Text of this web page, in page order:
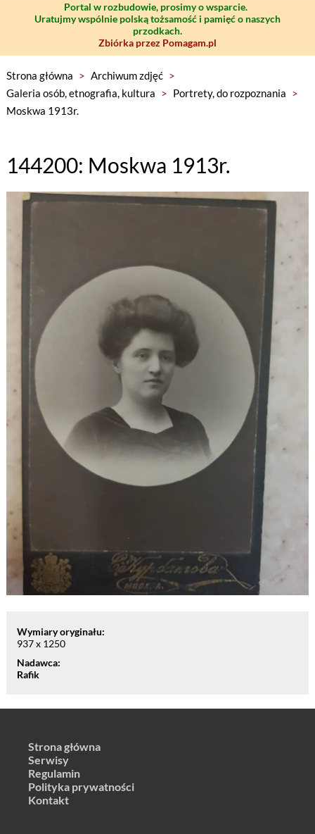
Portal w rozbudowie, prosimy o wsparcie.
Uratujmy wspólnie polską tożsamość i pamięć o naszych
przodkach.
Zbiórka przez Pomagam.pl
Strona główna > Archiwum zdjęć >
Galeria osób, etnografia, kultura > Portrety, do rozpoznania >
Moskwa 1913r.
144200: Moskwa 1913r.
Wymiary oryginału:
937 x 1250
Nadawca:
Rafik
Strona główna
Serwisy
Regulamin
Polityka prywatności
Kontakt